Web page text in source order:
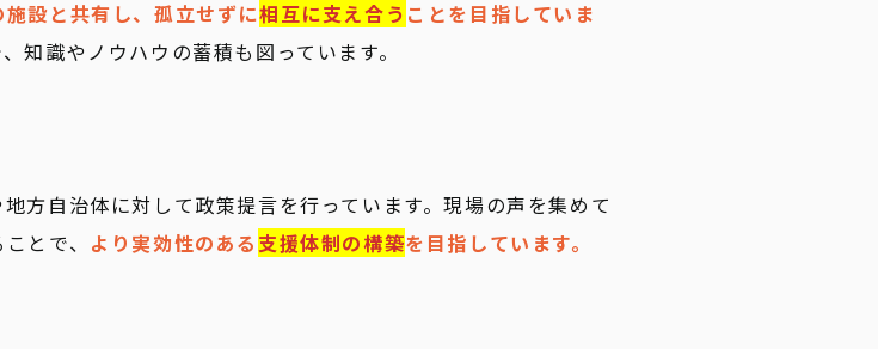
設と共有し、孤立せずに相互に支え合う ことを目指していま
知識やノウハウの蓄積も図っています。
方自治体に対して政策提言を行っています。現場の声を集めて
とで、 より実効性のある支援体制の構築を目指しています。